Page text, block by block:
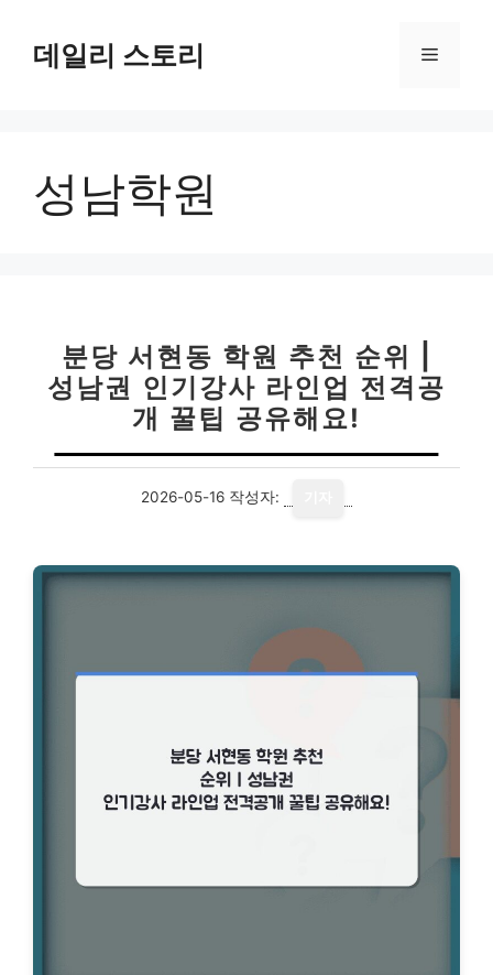
데일리 스토리 메
성남학원
분당 서현동 학원 추천 순위 |
성남권 인기강사 라인업 전격공
개 꿀팁 공유해요!
2026-05-16 작성자: